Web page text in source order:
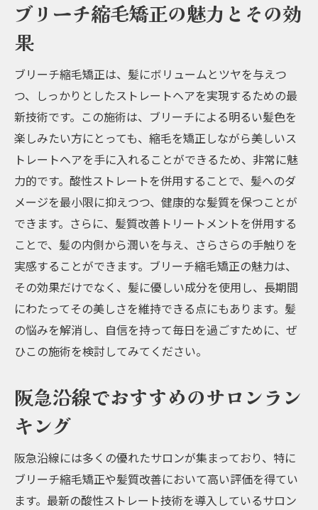
ブリーチ縮毛矯正の魅力とその効
果
ブリーチ縮毛矯正は、髪にボリュームとツヤを与えつ
つ、しっかりとしたストレートヘアを実現するための最
新技術です。この施術は、ブリーチによる明るい髪色を
楽しみたい方にとっても、縮毛を矯正しながら美しいス
トレートヘアを手に入れることができるため、非常に魅
力的です。酸性ストレートを併用することで、髪へのダ
メージを最小限に抑えつつ、健康的な髪質を保つことが
できます。さらに、髪質改善トリートメントを併用する
ことで、髪の内側から潤いを与え、さらさらの手触りを
実感することができます。ブリーチ縮毛矯正の魅力は、
その効果だけでなく、髪に優しい成分を使用し、長期間
にわたってその美しさを維持できる点にもあります。髪
の悩みを解消し、自信を持って毎日を過ごすために、ぜ
ひこの施術を検討してみてください。
阪急沿線でおすすめのサロンラン
キング
阪急沿線には多くの優れたサロンが集まっており、特に
ブリーチ縮毛矯正や髪質改善において高い評価を得てい
ます。最新の酸性ストレート技術を導入しているサロン